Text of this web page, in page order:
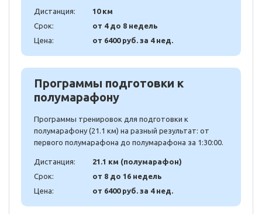
Дистанция:
10 км
Срок:
от 4 до 8 недель
Цена:
от 6400 руб. за 4 нед.
Программы подготовки к
полумарафону
Программы тренировок для подготовки к
полумарафону (21.1 км) на разный результат: от
первого полумарафона до полумарафона за 1:30:00.
Дистанция:
21.1 км (полумарафон)
Срок:
от 8 до 16 недель
Цена:
от 6400 руб. за 4 нед.